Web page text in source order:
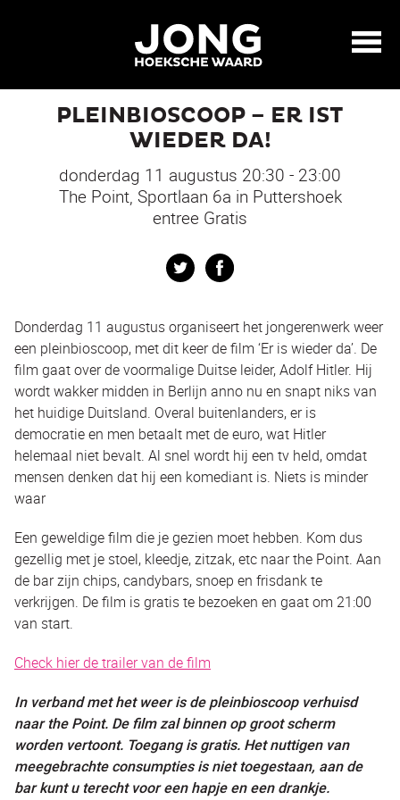
PLEINBIOSCOOP – ER IST
WIEDER DA!
donderdag 11 augustus 20:30 - 23:00
The Point, Sportlaan 6a in Puttershoek
entree Gratis
Twitter
Donderdag 11 augustus organiseert het jongerenwerk weer
een pleinbioscoop, met dit keer de film ‘Er is wieder da’. De
film gaat over de voormalige Duitse leider, Adolf Hitler. Hij
wordt wakker midden in Berlijn anno nu en snapt niks van
het huidige Duitsland. Overal buitenlanders, er is
democratie en men betaalt met de euro, wat Hitler
helemaal niet bevalt. Al snel wordt hij een tv held, omdat
mensen denken dat hij een komediant is. Niets is minder
waar
Een geweldige film die je gezien moet hebben. Kom dus
gezellig met je stoel, kleedje, zitzak, etc naar the Point. Aan
de bar zijn chips, candybars, snoep en frisdank te
verkrijgen. De film is gratis te bezoeken en gaat om 21:00
van start.
Check hier de trailer van de film
In verband met het weer is de pleinbioscoop verhuisd
naar the Point. De film zal binnen op groot scherm
worden vertoont. Toegang is gratis. Het nuttigen van
meegebrachte consumpties is niet toegestaan, aan de
bar kunt u terecht voor een hapje en een drankje.